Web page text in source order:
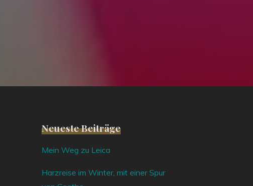
Neueste Beiträge
Mein Weg zu Leica
Harzreise im Winter, mit einer Spur